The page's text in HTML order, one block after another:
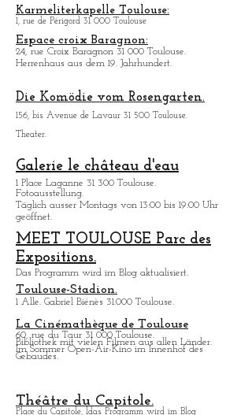
Karmeliterkapelle Toulouse:
1, rue de Périgord 31 000 Toulouse
Espace croix Baragnon:
24, rue Croix Baragnon 31 000 Toulouse.
Herrenhaus aus dem 19. Jahrhundert.
Die Komödie vom Rosengarten.
156, bis Avenue de Lavaur 31 500 Toulouse.
Theater.
Galerie le château d'eau
1 Place Laganne 31 300 Toulouse.
Fotoausstellung.
Täglich ausser Montags von 13:00 bis 19:00 Uhr
geöffnet.
MEET TOULOUSE Parc des
Expositions.
Das Programm wird im Blog aktualisiert.
Toulouse-Stadion.
1 Alle. Gabriel Biénès 31.000 Toulouse.
La Cinémathèque de Toulouse
60, rue du Taur 31 000 Toulouse.
Bibliothek mit vielen Filmen aus allen Länder.
Im Sommer Open-Air-Kino im Innenhof des
Gebaudes.
Théâtre du Capitole.
Place du Capitole, ldas Programm wird im Blog